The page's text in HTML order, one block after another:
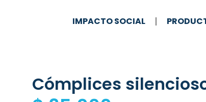
IMPACTO SOCIAL
Cómplices